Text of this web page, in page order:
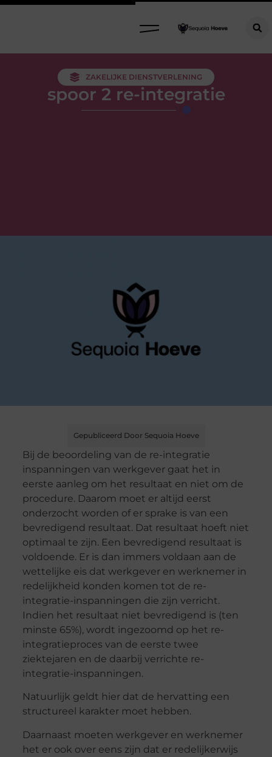
ZAKELIJKE DIENSTVERLENING
spoor 2 re-integratie
Gepubliceerd Door Sequoia Hoeve
Bij de beoordeling van de re-integratie
inspanningen van werkgever gaat het in
eerste aanleg om het resultaat en niet om de
procedure. Daarom moet er altijd eerst
onderzocht worden of er sprake is van een
bevredigend resultaat. Dat resultaat hoeft niet
optimaal te zijn. Een bevredigend resultaat is
voldoende. Er is dan immers voldaan aan de
wettelijke eis dat werkgever en werknemer in
redelijkheid konden komen tot de re-
integratie-inspanningen die zijn verricht.
Indien het resultaat niet bevredigend is (ten
minste 65%), wordt ingezoomd op het re-
integratieproces van de eerste twee
ziektejaren en de daarbij verrichte re-
integratie-inspanningen.
Natuurlijk geldt hier dat de hervatting een
structureel karakter moet hebben.
Daarnaast moeten werkgever en werknemer
het er ook over eens zijn dat er redelijkerwijs